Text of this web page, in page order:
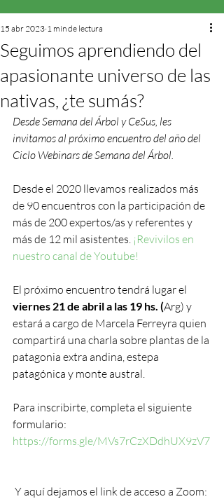
Seguimos aprendiendo del
apasionante universo de las
nativas, ¿te sumás?
15 abr 2023 1 min de lectura
Desde Semana del Árbol y CeSus, les
invitamos al próximo encuentro del año del
Ciclo Webinars de Semana del Árbol.
Desde el 2020 llevamos realizados más
de 90 encuentros con la participación de
más de 200 expertos/as y referentes y
más de 12 mil asistentes. ¡Revivilos en
nuestro canal de Youtube!
El próximo encuentro tendrá lugar el
viernes 21 de abril a las 19 hs. (Arg) y
estará a cargo de Marcela Ferreyra quien
compartirá una charla sobre plantas de la
patagonia extra andina, estepa
patagónica y monte austral.
Para inscribirte, completa el siguiente
formulario:
https://forms.gle/MVs7rCzXDdhUX9zV7
Y aquí dejamos el link de acceso a Zoom: